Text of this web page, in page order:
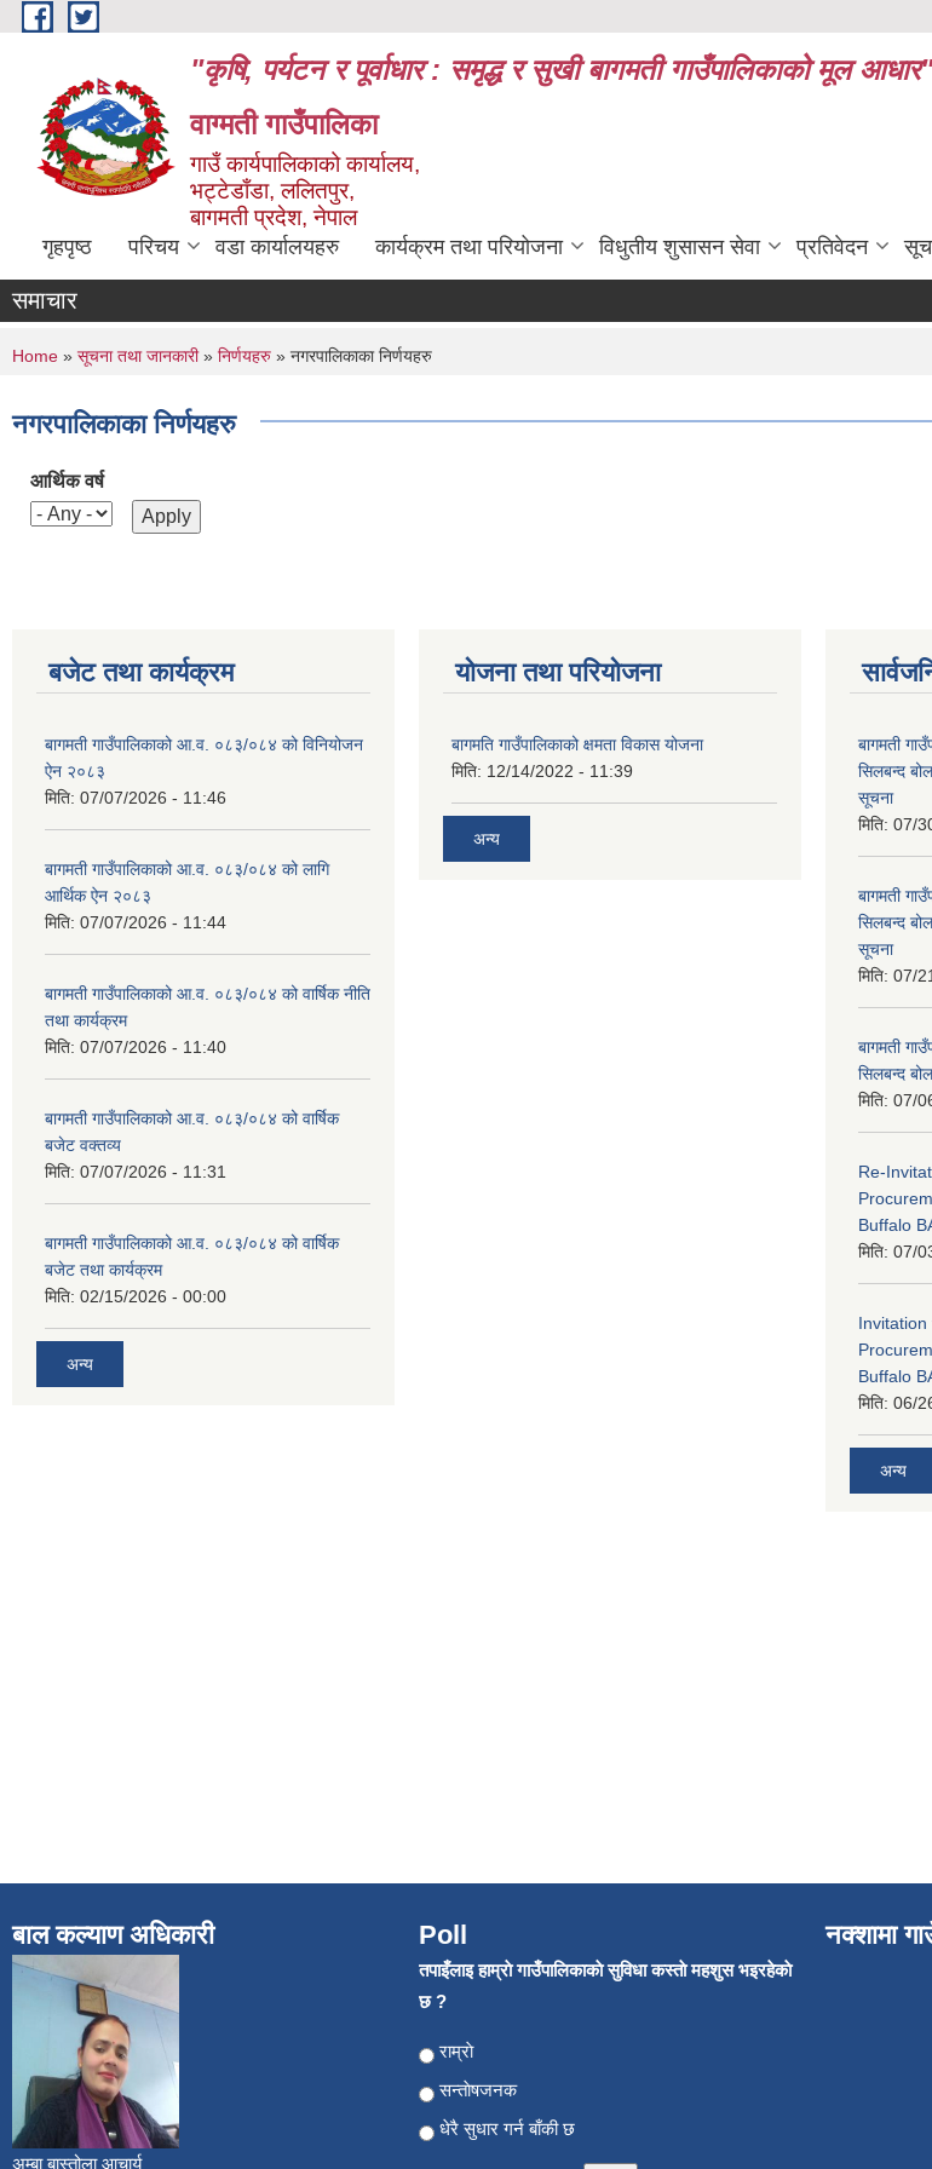
Skip to main content
"कृषि, पर्यटन र पूर्वाधार : समृद्ध र सुखी बागमती गाउँपालिकाको मूल आधार"
वाग्मती गाउँपालिका
गाउँ कार्यपालिकाको कार्यालय,
भट्टेडाँडा, ललितपुर,
बागमती प्रदेश, नेपाल
गृहपृष्ठ परिचय वडा कार्यालयहरु कार्यक्रम तथा परियोजना विधुतीय शुसासन सेवा प्रतिवेदन
समाचार
You are here
Home » सूचना तथा जानकारी» निर्णयहरु » नगरपालिकाका निर्णयहरु
नगरपालिकाका निर्णयहरु
आर्थिक वर्ष
बजेट तथा कार्यक्रम
बागमती गाउँपालिकाको आ.व. ०८३/०८४ को विनियोजन
ऐन २०८३
मिति: 07/07/2026 - 11:46
बागमती गाउँपालिकाको आ.व. ०८३/०८४ को लागि
आर्थिक ऐन २०८३
मिति: 07/07/2026 - 11:44
बागमती गाउँपालिकाको आ.व. ०८३/०८४ को वार्षिक नीति
तथा कार्यक्रम
मिति: 07/07/2026 - 11:40
बागमती गाउँपालिकाको आ.व. ०८३/०८४ को वार्षिक
बजेट वक्तव्य
मिति: 07/07/2026 - 11:31
बागमती गाउँपालिकाको आ.व. ०८३/०८४ को वार्षिक
बजेट तथा कार्यक्रम
मिति: 02/15/2026 - 00:00
अन्य
योजना तथा परियोजना
बागमति गाउँपालिकाको क्षमता विकास योजना
मिति: 12/14/2022 - 11:39
अन्य
बागमती
सिलबन्द
सूचना
मिति: 07/
बागमती
सिलबन्द
सूचना
मिति: 07/
बागमती
सिलबन्द
मिति: 07/
Re-
Buffalo
मिति: 07/
Buffalo
मिति: 06/
अन्य
बाल कल्याण अधिकारी
अम्बा बास्तोला आचार्य
Poll
तपाइँलाइ हाम्राे गाउँपालिकाकाे सुविधा कस्ताे महशुस भइरहेकाे
छ ?
Choices
राम्राे
सन्ताेषजनक
धेरै सुधार गर्न बाँकी छ
नक्शामा